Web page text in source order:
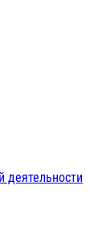
деятельности